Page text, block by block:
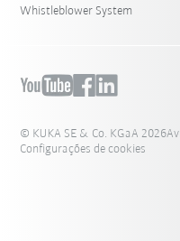
Whistleblower System
© KUKA SE & Co. KGaA 2026
Configurações de cookies